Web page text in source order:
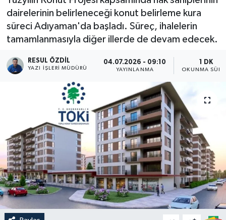
dairelerinin belirleneceği konut belirleme kura
süreci Adıyaman'da başladı. Süreç, ihalelerin
tamamlanmasıyla diğer illerde de devam edecek.
RESUL ÖZDIL
YAZI İŞLERI MÜDÜRÜ
04.07.2026 - 09:10
YAYINLANMA
1 DK
OKUNMA